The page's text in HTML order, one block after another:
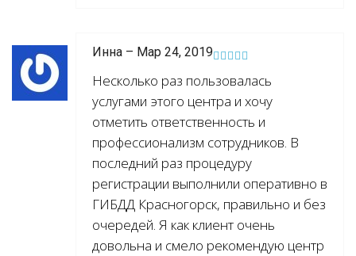
Инна – Мар 24, 2019
Несколько раз пользовалась
услугами этого центра и хочу
отметить ответственность и
профессионализм сотрудников. В
последний раз процедуру
регистрации выполнили оперативно в
ГИБДД Красногорск, правильно и без
очередей. Я как клиент очень
довольна и смело рекомендую центр